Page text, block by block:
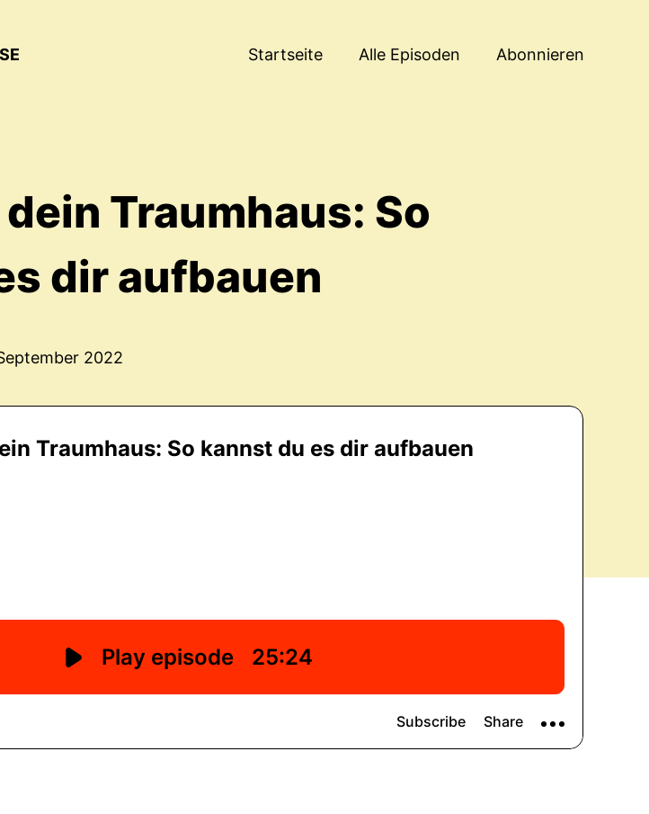
Startseite Alle Episoden Abonnieren
Traumhaus: So
dir aufbauen
2022